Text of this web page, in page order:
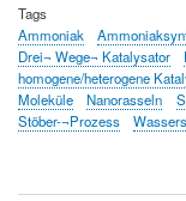
Tags
Ammoniak
Drei¬ Wege¬ Katalysator
homogene/heterogene
Moleküle
Nanorasseln
Stöber-¬Prozess